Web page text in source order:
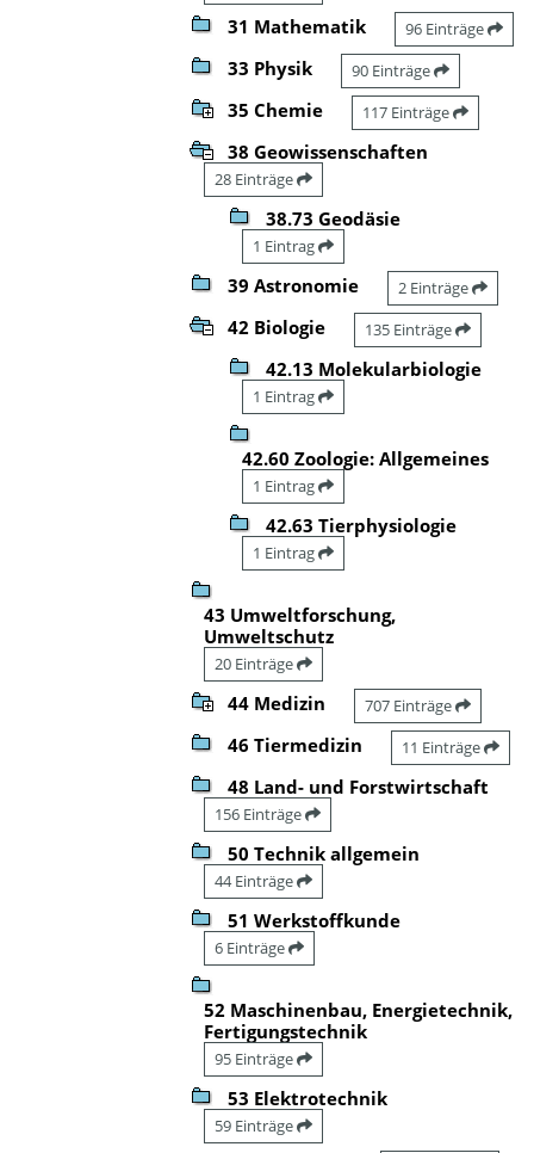
31 Mathematik 96 Einträge
33 Physik 90 Einträge
35 Chemie 117 Einträge
38 Geowissenschaften
28 Einträge
38.73 Geodäsie
1 Eintrag
39 Astronomie 2 Einträge
42 Biologie 135 Einträge
42.13 Molekularbiologie
1 Eintrag
42.60 Zoologie: Allgemeines
1 Eintrag
42.63 Tierphysiologie
1 Eintrag
43 Umweltforschung,
Umweltschutz
20 Einträge
44 Medizin 707 Einträge
46 Tiermedizin 11 Einträge
48 Land- und Forstwirtschaft
156 Einträge
50 Technik allgemein
44 Einträge
51 Werkstoffkunde
6 Einträge
52 Maschinenbau, Energietechnik,
Fertigungstechnik
95 Einträge
53 Elektrotechnik
59 Einträge